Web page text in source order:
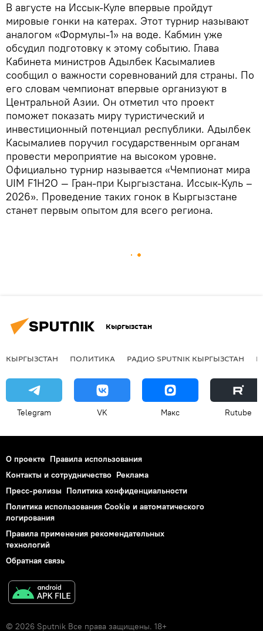
В августе на Иссык-Куле впервые пройдут
мировые гонки на катерах. Этот турнир называют
аналогом «Формулы-1» на воде. Кабмин уже
обсудил подготовку к этому событию. Глава
Кабинета министров Адылбек Касымалиев
сообщил о важности соревнований для страны. По
его словам чемпионат впервые организуют в
Центральной Азии. Он отметил что проект
поможет показать миру туристический и
инвестиционный потенциал республики. Адылбек
Касымалиев поручил государственным органам
провести мероприятие на высоком уровне.
Официально турнир называется «Чемпионат мира
UIM F1H2O — Гран-при Кыргызстана. Иссык-Куль –
2026». Проведение таких гонок в Кыргызстане
станет первым опытом для всего региона.
Кыргызстан
КЫРГЫЗСТАН ПОЛИТИКА РАДИО SPUTNIK КЫРГЫЗСТАН
Telegram VK Макс Rutube
О проекте Правила использования
Контакты и сотрудничество Реклама
Пресс-релизы Политика конфиденциальности
Политика использования Cookie и автоматического
логирования
Правила применения рекомендательных
технологий
Обратная связь
© 2026 Sputnik Все права защищены. 18+